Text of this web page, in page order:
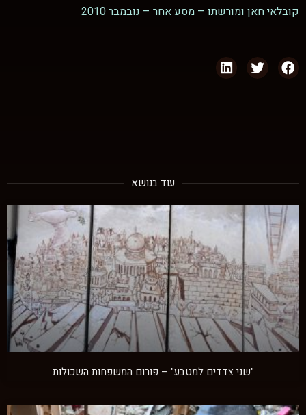
קובלאי חאן ומורשתו – מסע אחר – נובמבר 2010
עוד בנושא
"שני צדדים למטבע" – פורום המשפחות השכולות